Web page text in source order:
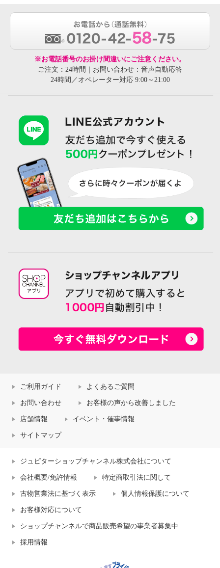
※お電話番号のお掛け間違いにご注意ください。
ご注文：24時間｜お問い合わせ：音声自動応答
24時間／オペレーター対応 9:00～21:00
ご利用ガイド よくあるご質問
お問い合わせ お客様の声から改善しました
店舗情報 イベント・催事情報
サイトマップ
ジュピターショップチャンネル株式会社について
会社概要/免許情報 特定商取引法に関して
古物営業法に基づく表示 個人情報保護について
お客様対応について
ショップチャンネルで商品販売希望の事業者募集中
採用情報